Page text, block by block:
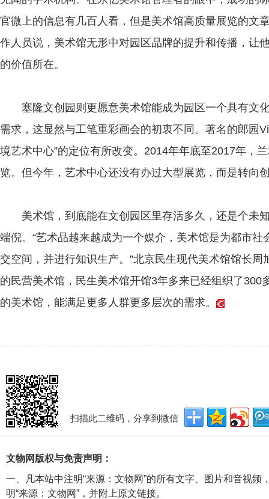
官微上的信息有几百人看，但是美术馆高质量展览的文
作人员说，美术馆无形中对园区品牌的提升和传播，让
的价值所在。
塞隆文创园则更愿意美术馆能成为园区一个具有文
需求，这显然与工笔重彩画会的初衷不同。著名的郎园
境艺术中心”的定位有所改变。2014年年底至2017年，
览。但今年，艺术中心还没有办过大型展览，而是转向
美术馆，到底能在文创园区里存活多久，还是个未
端倪。“艺术品越来越成为一个媒介，美术馆是为都市
交空间，并进行知识生产。”北京民生现代美术馆馆长
的民营美术馆，民生美术馆开馆3年多来已经组织了300
的美术馆，能满足更多人群更多层次的需求。
扫描此二维码，分享到微信
文物网版权与免责声明：
一、凡本站中注明“来源：文物网”的所有文字、图片和音视
明“来源：文物网”，并附上原文链接。